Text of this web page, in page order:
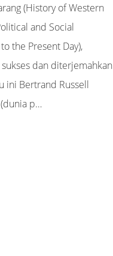
(History of Western
and Social
the Present Day),
dan diterjemahkan
ini Bertrand Russell
p…